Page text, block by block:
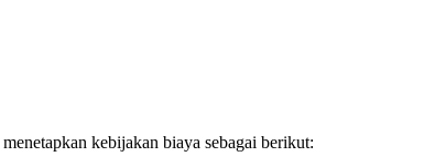
menetapkan kebijakan biaya sebagai berikut: